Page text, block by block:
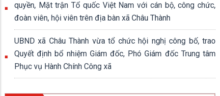
quyền, Mặt trận Tổ quốc Việt Nam với cán bộ, công chức,
đoàn viên, hội viên trên địa bàn xã Châu Thành
UBND xã Châu Thành vừa tổ chức hội nghị công bố, trao
Quyết định bổ nhiệm Giám đốc, Phó Giám đốc Trung tâm
Phục vụ Hành Chính Công xã